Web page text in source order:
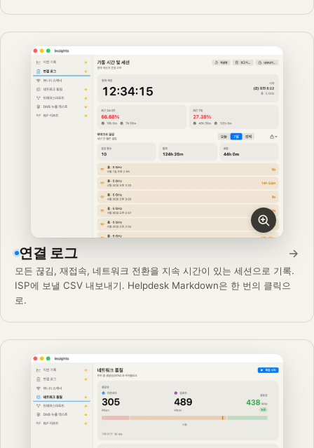
연결 로그 →
모든 끊김, 재접속, 네트워크 전환을 지속 시간이 있는 세션으로 기록.
ISP에 보낼 CSV 내보내기. Helpdesk Markdown은 한 번의 클릭으
로.